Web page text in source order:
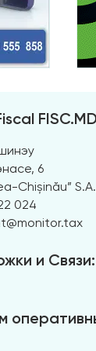
6
Chișinău”
024
и Связи: